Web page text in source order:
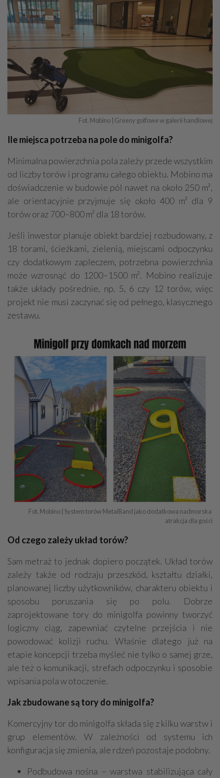
Fot. Mobino | Greeny golfowe w galerii handlowej
Ile miejsca potrzeba na pole do minigolfa?
Minimalna powierzchnia pola zależy przede wszystkim
od liczby torów i programu całego obiektu. Mobino ma
doświadczenie w budowie pól nawet na około 250 m²,
ale orientacyjnie przyjmuje się około 400 m² dla 9
torów oraz 700–800 m² dla 18 torów.
Jeśli inwestor planuje obiekt bardziej rozbudowany, z
18 torami, ścieżkami, zielenią, miejscami odpoczynku
czy dodatkowym zapleczem, potrzebna powierzchnia
może wzrosnąć do 1200–1500 m². Mobino realizuje
także układy pośrednie, np. 5, 6 czy 12 torów, więc
projekt nie musi zaczynać się od pełnego, klasycznego
zestawu.
Fot. Mobino | System torów MetalBand jako dodatkowa nadmorska
atrakcja dla gości
Od czego zależy układ torów?
Sam metraż to jednak dopiero początek. Układ torów
zależy także od rodzaju przeszkód, kształtu działki,
planowanej liczby użytkowników, charakteru obiektu i
sposobu poruszania się po polu. Dobrze
zaprojektowane tory do minigolfa powinny tworzyć
logiczny ciąg, zapewniać czytelne przejścia i nie
powodować kolizji ruchu. Właśnie dlatego już na
etapie koncepcji trzeba myśleć nie tylko o samej grze,
ale też o komunikacji, strefach odpoczynku i sposobie
wpisania pola w otoczenie.
Jak zbudowane są tory do minigolfa?
Komercyjny tor do minigolfa składa się z kilku warstw i
grup elementów. W zależności od systemu ich
konfiguracja się zmienia, ale rdzeń pozostaje podobny.
Podbudowa nośna – warstwa stabilizująca cały